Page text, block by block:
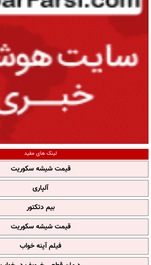
لینک های مفید
قیمت شیشه سکوریت
آلپاری
بیم دتکتور
قیمت شیشه سکوریت
فیلم آپنه خواب